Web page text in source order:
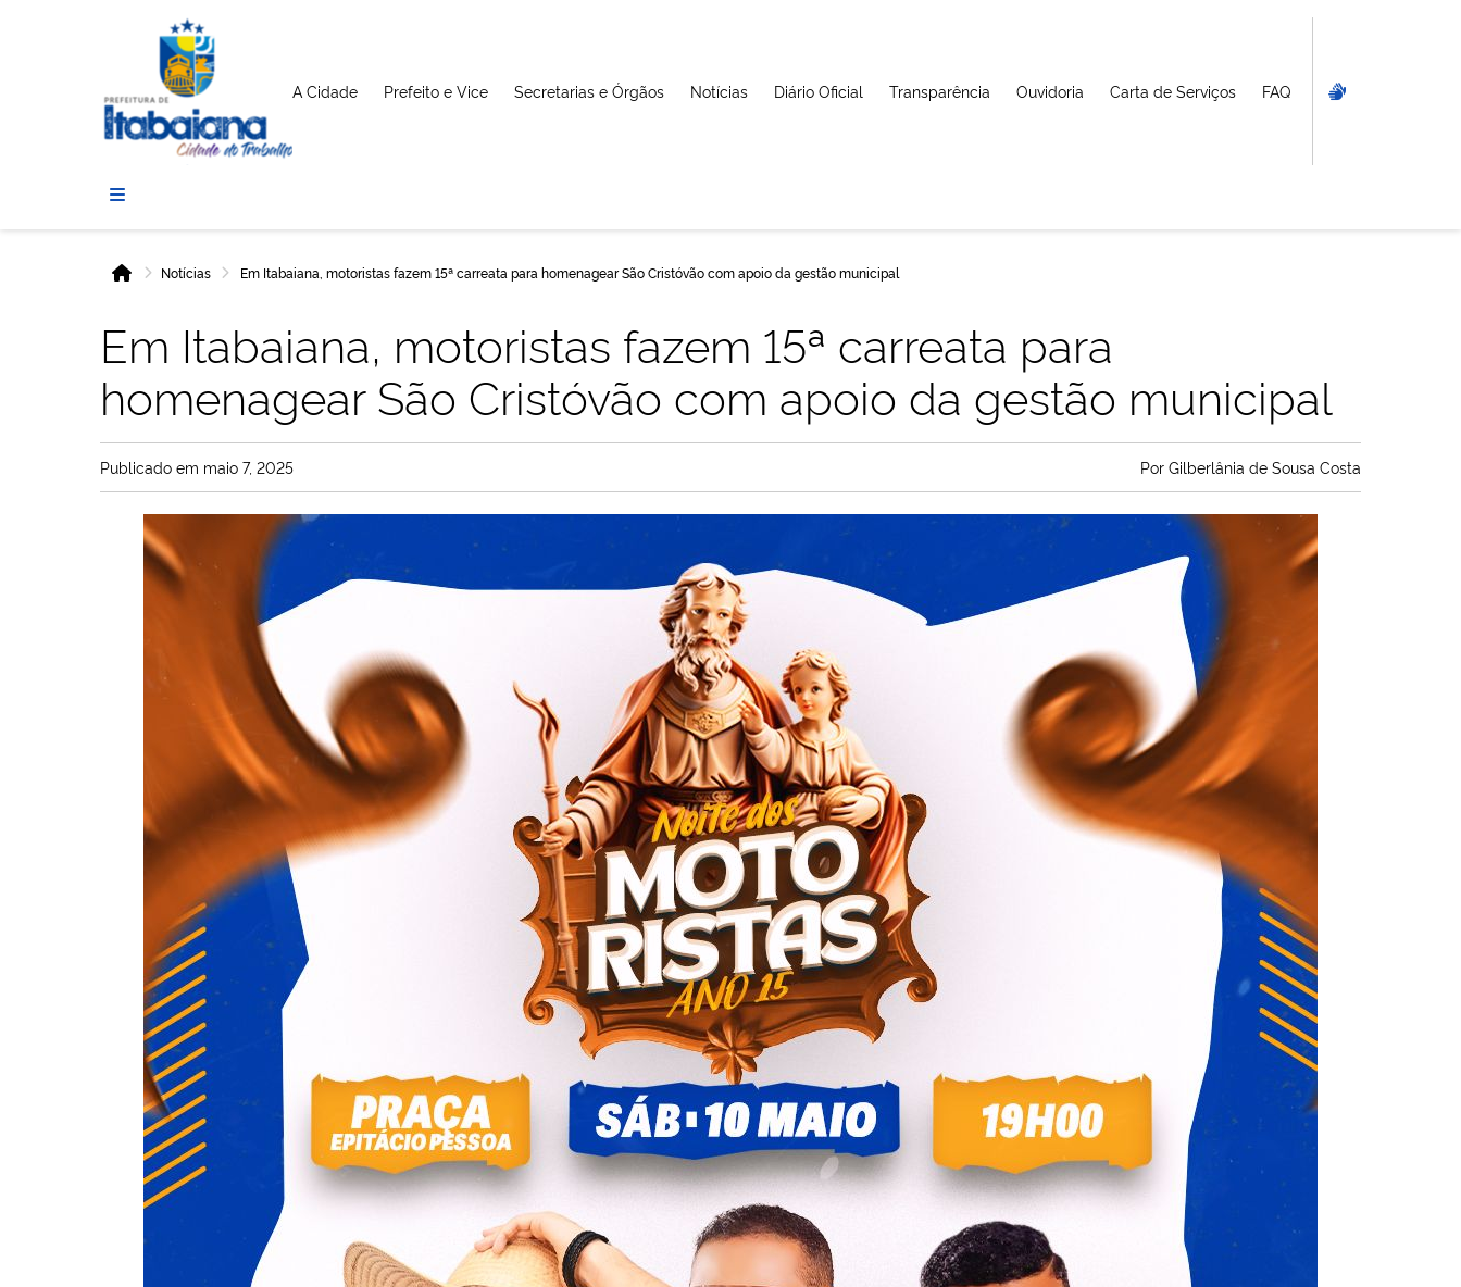
A Cidade Prefeito e Vice Secretarias e Órgãos Notícias Diário Oficial Transparência Ouvidoria Carta de Serviços FAQ
InícioNotícias Em Itabaiana, motoristas fazem 15ª carreata para homenagear São Cristóvão com apoio da gestão municipal
Em Itabaiana, motoristas fazem 15ª carreata para
homenagear São Cristóvão com apoio da gestão municipal
Publicado em maio 7, 2025 Por Gilberlânia de Sousa Costa